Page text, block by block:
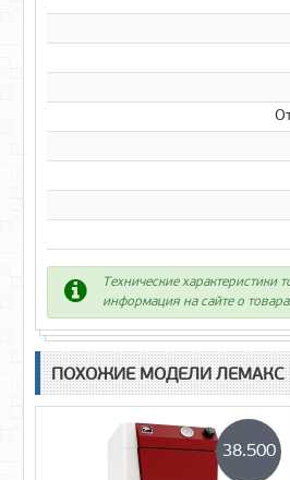
Технические характеристики
информация на сайте о
ПОХОЖИЕ МОДЕЛИ ЛЕМАКС
38.500